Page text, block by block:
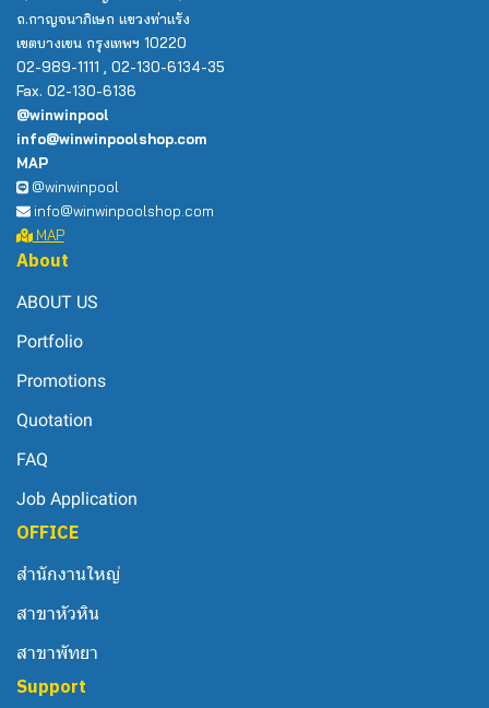
ถ.กาญจนาภิเษก แขวงท่าแร้ง
เขตบางเขน กรุงเทพฯ 10220
02-989-1111 , 02-130-6134-35
Fax. 02-130-6136
@winwinpool
info@winwinpoolshop.com
MAP
@winwinpool
info@winwinpoolshop.com
MAP
About
ABOUT US
Portfolio
Promotions
Quotation
FAQ
Job Application
OFFICE
สำนักงานใหญ่
สาขาหัวหิน
สาขาพัทยา
Support